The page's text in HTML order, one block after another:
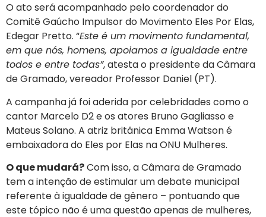
O ato será acompanhado pelo coordenador do
Comitê Gaúcho Impulsor do Movimento Eles Por Elas,
Edegar Pretto. “Este é um movimento fundamental,
em que nós, homens, apoiamos a igualdade entre
todos e entre todas”, atesta o presidente da Câmara
de Gramado, vereador Professor Daniel (PT).
A campanha já foi aderida por celebridades como o
cantor Marcelo D2 e os atores Bruno Gagliasso e
Mateus Solano. A atriz britânica Emma Watson é
embaixadora do Eles por Elas na ONU Mulheres.
O que mudará?Com isso, a Câmara de Gramado
tem a intenção de estimular um debate municipal
referente à igualdade de gênero – pontuando que
este tópico não é uma questão apenas de mulheres,